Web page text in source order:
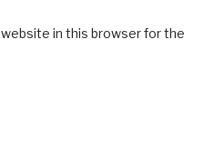
in this browser for the